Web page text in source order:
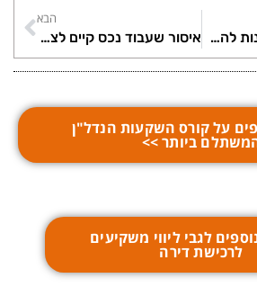
איזו דירה כדאי לקנות להשקעה ב 2022?
הבא
איסור שעבוד נכס קיים לצורך רכישת דירה נוספת להשקעה
על קורס השקעות הנדל"ן
ביותר >>
לגבי ליווי משקיעים
לרכישת דירה